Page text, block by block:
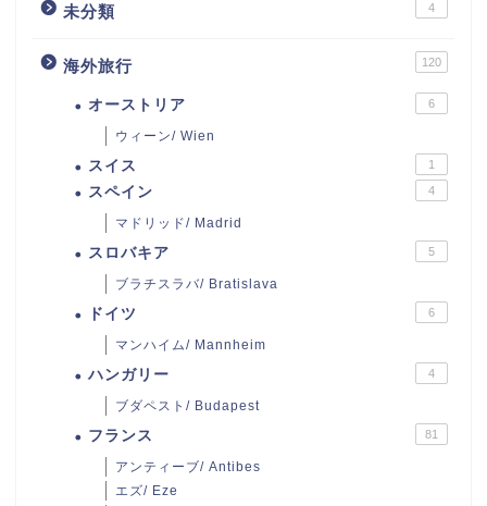
未分類 4
海外旅行 120
オーストリア 6
ウィーン/ Wien
スイス 1
スペイン 4
マドリッド/ Madrid
スロバキア 5
ブラチスラバ/ Bratislava
ドイツ 6
マンハイム/ Mannheim
ハンガリー 4
ブダペスト/ Budapest
フランス 81
アンティーブ/ Antibes
エズ/ Eze